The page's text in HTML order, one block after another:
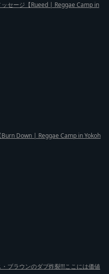
セージ【Rueed | Reggae Camp in
Down | Reggae Camp in Yokoh
ブラウンのダブ炸裂!!!ここには価値